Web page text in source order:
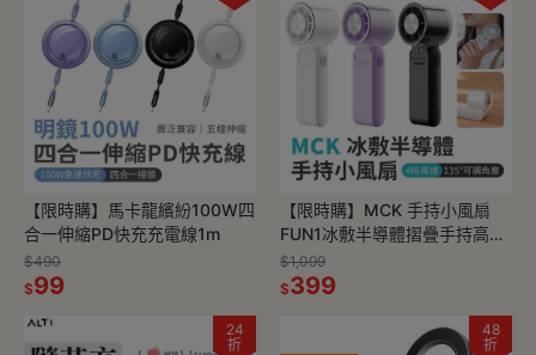
【限時購】馬卡龍繽紛100W四
合一伸縮PD快充充電線1m
$490
$99
【限時購】MCK 手持小風扇
FUN1冰敷半導體摺疊手持高速
風扇
$1,099
$399
24
折
48
折